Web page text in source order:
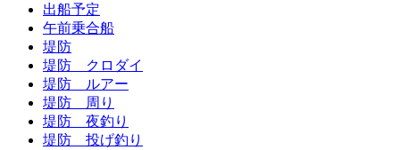
出船予定
午前乗合船
堤防
堤防 クロダイ
堤防 ルアー
堤防 周り
堤防 夜釣り
堤防 投げ釣り